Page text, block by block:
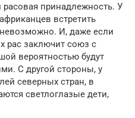
принадлежность. У
встретить
невозможно. И, даже если
рас заключит союз с
вероятностью будут
С другой стороны, у
северных стран, в
светлоглазые дети,